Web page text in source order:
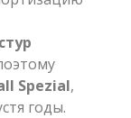
Spezial,
годы.